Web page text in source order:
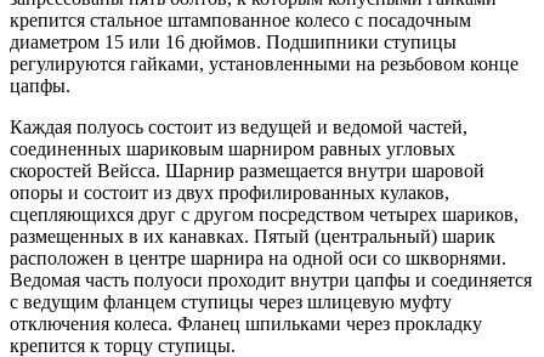
крепится стальное штампованное колесо с посадочным
диаметром 15 или 16 дюймов. Подшипники ступицы
регулируются гайками, установленными на резьбовом конце
цапфы.
Каждая полуось состоит из ведущей и ведомой частей,
соединенных шариковым шарниром равных угловых
скоростей Вейсса. Шарнир размещается внутри шаровой
опоры и состоит из двух профилированных кулаков,
сцепляющихся друг с другом посредством четырех шариков,
размещенных в их канавках. Пятый (центральный) шарик
расположен в центре шарнира на одной оси со шкворнями.
Ведомая часть полуоси проходит внутри цапфы и соединяется
с ведущим фланцем ступицы через шлицевую муфту
отключения колеса. Фланец шпильками через прокладку
крепится к торцу ступицы.